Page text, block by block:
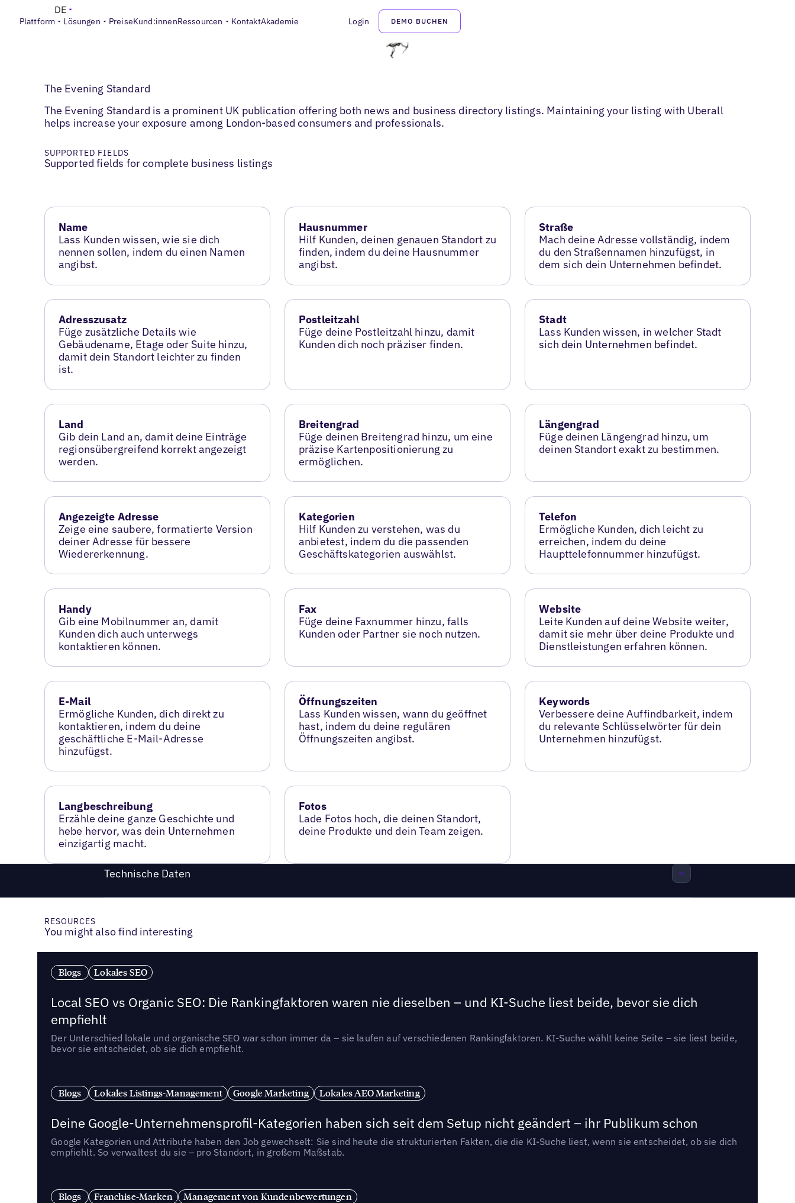
Plattform Lösungen PreiseKund:innenRessourcen KontaktAkademie Login DEMO BUCHEN
DE
The Evening Standard
The Evening Standard is a prominent UK publication offering both news and business directory listings. Maintaining your listing with Uberall
helps increase your exposure among London-based consumers and professionals.
SUPPORTED FIELDS
Supported fields for complete business listings
Name
Lass Kunden wissen, wie sie dich
nennen sollen, indem du einen Namen
angibst.
Hausnummer
Hilf Kunden, deinen genauen Standort zu
finden, indem du deine Hausnummer
angibst.
Straße
Mach deine Adresse vollständig, indem
du den Straßennamen hinzufügst, in
dem sich dein Unternehmen befindet.
Adresszusatz
Füge zusätzliche Details wie
Gebäudename, Etage oder Suite hinzu,
damit dein Standort leichter zu finden
ist.
Postleitzahl
Füge deine Postleitzahl hinzu, damit
Kunden dich noch präziser finden.
Stadt
Lass Kunden wissen, in welcher Stadt
sich dein Unternehmen befindet.
Land
Gib dein Land an, damit deine Einträge
regionsübergreifend korrekt angezeigt
werden.
Breitengrad
Füge deinen Breitengrad hinzu, um eine
präzise Kartenpositionierung zu
ermöglichen.
Längengrad
Füge deinen Längengrad hinzu, um
deinen Standort exakt zu bestimmen.
Angezeigte Adresse
Zeige eine saubere, formatierte Version
deiner Adresse für bessere
Wiedererkennung.
Kategorien
Hilf Kunden zu verstehen, was du
anbietest, indem du die passenden
Geschäftskategorien auswählst.
Telefon
Ermögliche Kunden, dich leicht zu
erreichen, indem du deine
Haupttelefonnummer hinzufügst.
Handy
Gib eine Mobilnummer an, damit
Kunden dich auch unterwegs
kontaktieren können.
Fax
Füge deine Faxnummer hinzu, falls
Kunden oder Partner sie noch nutzen.
Website
Leite Kunden auf deine Website weiter,
damit sie mehr über deine Produkte und
Dienstleistungen erfahren können.
E-Mail
Ermögliche Kunden, dich direkt zu
kontaktieren, indem du deine
geschäftliche E-Mail-Adresse
hinzufügst.
Öffnungszeiten
Lass Kunden wissen, wann du geöffnet
hast, indem du deine regulären
Öffnungszeiten angibst.
Keywords
Verbessere deine Auffindbarkeit, indem
du relevante Schlüsselwörter für dein
Unternehmen hinzufügst.
Langbeschreibung
Erzähle deine ganze Geschichte und
hebe hervor, was dein Unternehmen
einzigartig macht.
Fotos
Lade Fotos hoch, die deinen Standort,
deine Produkte und dein Team zeigen.
Technische Daten
RESOURCES
You might also find interesting
Blogs Lokales SEO
Local SEO vs Organic SEO: Die Rankingfaktoren waren nie dieselben – und KI-Suche liest beide, bevor sie dich
empfiehlt
Der Unterschied lokale und organische SEO war schon immer da – sie laufen auf verschiedenen Rankingfaktoren. KI-Suche wählt keine Seite – sie liest beide,
bevor sie entscheidet, ob sie dich empfiehlt.
Blogs Lokales Listings-Management Google Marketing Lokales AEO Marketing
Deine Google-Unternehmensprofil-Kategorien haben sich seit dem Setup nicht geändert – ihr Publikum schon
Google Kategorien und Attribute haben den Job gewechselt: Sie sind heute die strukturierten Fakten, die die KI-Suche liest, wenn sie entscheidet, ob sie dich
empfiehlt. So verwaltest du sie – pro Standort, in großem Maßstab.
Blogs Franchise-Marken Management von Kundenbewertungen